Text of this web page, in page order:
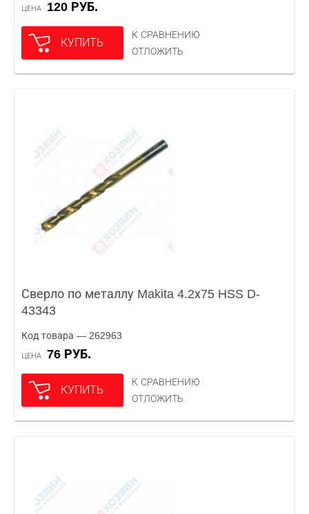
ЦЕНА 120 РУБ.
КУПИТЬ
К СРАВНЕНИЮ
ОТЛОЖИТЬ
Сверло по металлу Makita 4.2х75 HSS D-
43343
Код товара — 262963
ЦЕНА 76 РУБ.
КУПИТЬ
К СРАВНЕНИЮ
ОТЛОЖИТЬ